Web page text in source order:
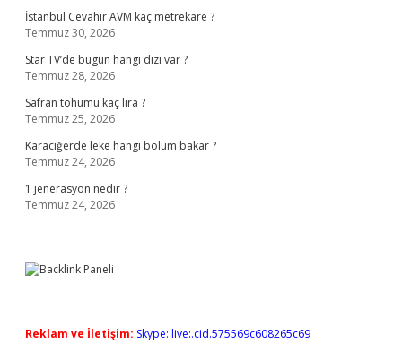
İstanbul Cevahir AVM kaç metrekare ?
Temmuz 30, 2026
Star TV’de bugün hangi dizi var ?
Temmuz 28, 2026
Safran tohumu kaç lira ?
Temmuz 25, 2026
Karaciğerde leke hangi bölüm bakar ?
Temmuz 24, 2026
1 jenerasyon nedir ?
Temmuz 24, 2026
Reklam ve İletişim: Skype: live:.cid.575569c608265c69